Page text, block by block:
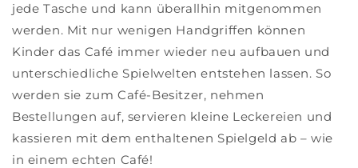
jede Tasche und kann überallhin mitgenommen
werden. Mit nur wenigen Handgriffen können
Kinder das Café immer wieder neu aufbauen und
unterschiedliche Spielwelten entstehen lassen. So
werden sie zum Café-Besitzer, nehmen
Bestellungen auf, servieren kleine Leckereien und
kassieren mit dem enthaltenen Spielgeld ab – wie
in einem echten Café!